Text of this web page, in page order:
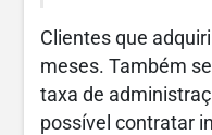
Clientes que
meses. Também
taxa de
possível contratar